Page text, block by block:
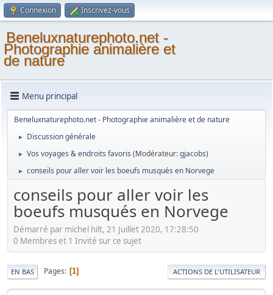
Connexion Inscrivez-vous
Beneluxnaturephoto.net -
Photographie animalière et
de nature
Menu principal
Beneluxnaturephoto.net - Photographie animalière et de nature
► Discussion générale
► Vos voyages & endroits favoris (Modérateur:gjacobs)
► conseils pour aller voir les boeufs musqués en Norvege
conseils pour aller voir les
boeufs musqués en Norvege
Démarré par michel hilt, 21 Juillet 2020, 17:28:50
0 Membres et 1 Invité sur ce sujet
EN BAS Pages 1 ACTIONS DE L'UTILISATEUR